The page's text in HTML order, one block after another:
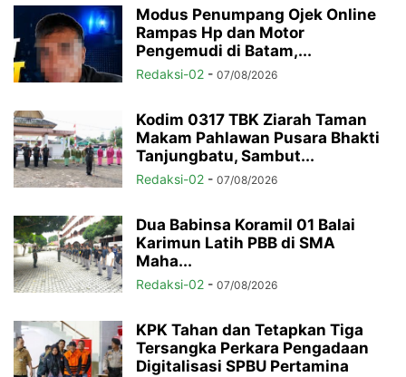
Modus Penumpang Ojek Online
Rampas Hp dan Motor
Pengemudi di Batam,...
Redaksi-02 - 07/08/2026
Kodim 0317 TBK Ziarah Taman
Makam Pahlawan Pusara Bhakti
Tanjungbatu, Sambut...
Redaksi-02 - 07/08/2026
Dua Babinsa Koramil 01 Balai
Karimun Latih PBB di SMA
Maha...
Redaksi-02 - 07/08/2026
KPK Tahan dan Tetapkan Tiga
Tersangka Perkara Pengadaan
Digitalisasi SPBU Pertamina